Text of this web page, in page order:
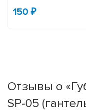
150 ₽
Отзывы о
SP-05